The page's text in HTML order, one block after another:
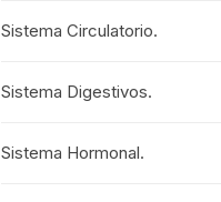
Sistema Circulatorio.
Sistema Digestivos.
Sistema Hormonal.